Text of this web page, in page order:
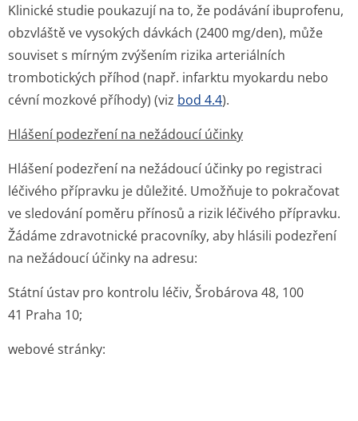
Klinické studie poukazují na to, že podávání ibuprofenu,
obzvláště ve vysokých dávkách (2400 mg/den), může
souviset s mírným zvýšením rizika arteriálních
trombotických příhod (např. infarktu myokardu nebo
cévní mozkové příhody) (viz bod 4.4).
Hlášení podezření na nežádoucí účinky
Hlášení podezření na nežádoucí účinky po registraci
léčivého přípravku je důležité. Umožňuje to pokračovat
ve sledování poměru přínosů a rizik léčivého přípravku.
Žádáme zdravotnické pracovníky, aby hlásili podezření
na nežádoucí účinky na adresu:
Státní ústav pro kontrolu léčiv, Šrobárova 48, 100
41 Praha 10;
webové stránky: